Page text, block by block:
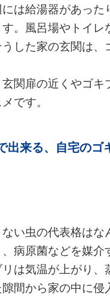
は給湯器があっ
。風呂場やトイ
した家の玄関は
関扉の近くやゴ
です。
出来る、自宅のゴ
い虫の代表格は
病原菌などを媒
は気温が上がり
間から家の中に